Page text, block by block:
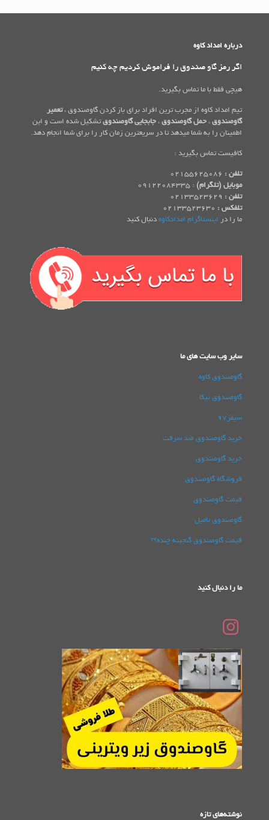
درباره امداد کاوه
اگر رمز گاو صندوق را فراموش کردیم چه کنیم
هیچی فقط با ما تماس بگیرید.
تیم امداد کاوه از مجرب ترین افراد برای باز کردن گاوصندوق ،تعمیر
گاوصندوق ، حمل گاوصندوق ، جابجایی گاوصندوقتشکیل شده است و این
اطمینان را به شما میدهد تا در سریعترین زمان کار را برای شما انجام دهد.
کافیست تماس بگیرید :
تلفن :
موبایل (تلگرام) : 09122084335
تلفن : 02133523629
تلفکس :
ما را در اینستاگرام امدادکاوه دنبال کنید
سایر وب سایت های ما
گاوصندوق کاوه
گاوصندوق نیکا
سیفز97
خرید گاوصندوق ضد سرقت
خرید گاوصندوق
فروشگاه گاوصندوق
قیمت گاوصندوق
گاوصندوق بامیل
قیمت گاوصندوق گنجینه چنده؟؟
ما را دنبال کنید
نوشته‌های تازه